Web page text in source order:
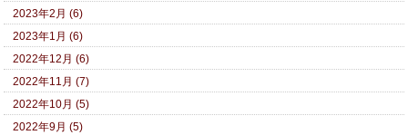
2023年2月 (6)
2023年1月 (6)
2022年12月 (6)
2022年11月 (7)
2022年10月 (5)
2022年9月 (5)